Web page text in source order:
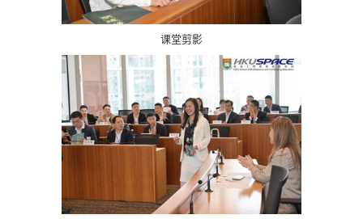
课堂剪影